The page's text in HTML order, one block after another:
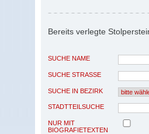
Bereits verlegte
SUCHE NAME
SUCHE STRASSE
SUCHE IN BEZIRK
STADTTEILSUCHE
NUR MIT
BIOGRAFIETEXTEN